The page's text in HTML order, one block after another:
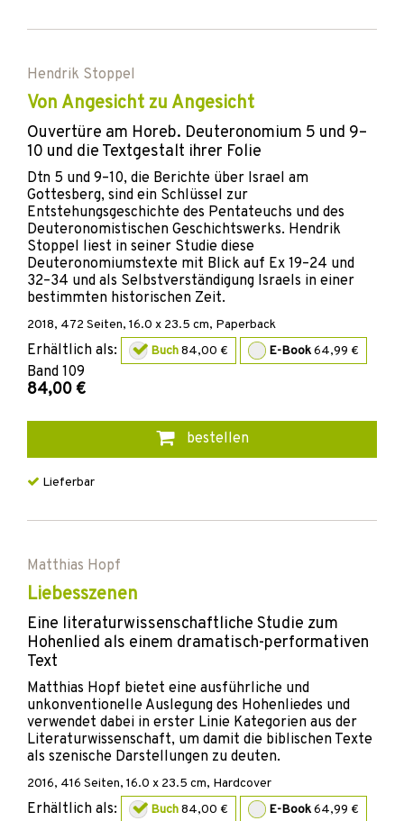
Hendrik Stoppel
Von Angesicht zu Angesicht
Ouvertüre am Horeb. Deuteronomium 5 und 9–
10 und die Textgestalt ihrer Folie
Dtn 5 und 9–10, die Berichte über Israel am
Gottesberg, sind ein Schlüssel zur
Entstehungsgeschichte des Pentateuchs und des
Deuteronomistischen Geschichtswerks. Hendrik
Stoppel liest in seiner Studie diese
Deuteronomiumstexte mit Blick auf Ex 19–24 und
32–34 und als Selbstverständigung Israels in einer
bestimmten historischen Zeit.
2018, 472 Seiten, 16.0 x 23.5 cm, Paperback
Erhältlich als: Buch84,00 € E-Book64,99 €
Band 109
84,00 €
bestellen
Lieferbar
Matthias Hopf
Liebesszenen
Eine literaturwissenschaftliche Studie zum
Hohenlied als einem dramatisch-performativen
Text
Matthias Hopf bietet eine ausführliche und
unkonventionelle Auslegung des Hohenliedes und
verwendet dabei in erster Linie Kategorien aus der
Literaturwissenschaft, um damit die biblischen Texte
als szenische Darstellungen zu deuten.
2016, 416 Seiten, 16.0 x 23.5 cm, Hardcover
Erhältlich als: Buch84,00 € E-Book64,99 €